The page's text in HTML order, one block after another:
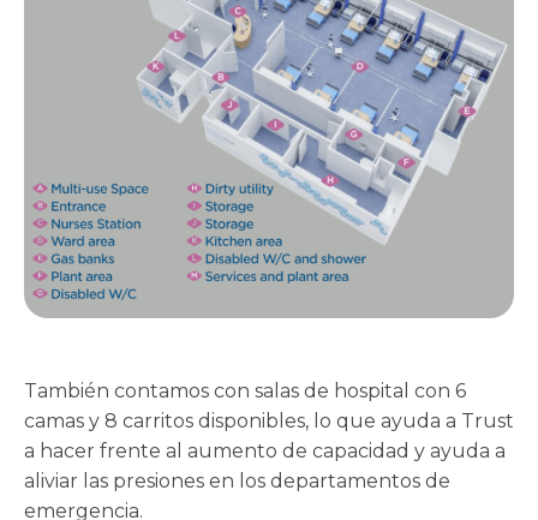
También contamos con salas de hospital con 6
camas y 8 carritos disponibles, lo que ayuda a Trust
a hacer frente al aumento de capacidad y ayuda a
aliviar las presiones en los departamentos de
emergencia.